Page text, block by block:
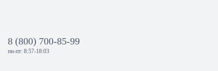
8 (800) 700-85-99
пн-пт: 8:57-18:03